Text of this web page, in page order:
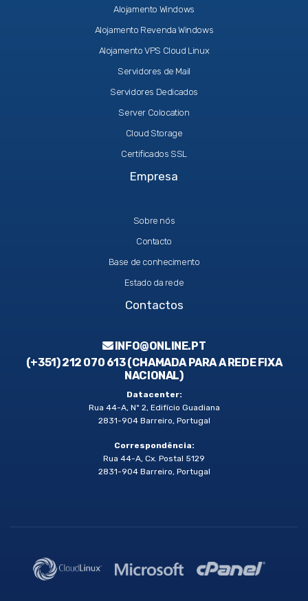
Alojamento Windows
Alojamento Revenda Windows
Alojamento VPS Cloud Linux
Servidores de Mail
Servidores Dedicados
Server Colocation
Cloud Storage
Certificados SSL
Empresa
Sobre nós
Contacto
Base de conhecimento
Estado da rede
Contactos
INFO@ONLINE.PT
(+351) 212 070 613 (CHAMADA PARA A REDE FIXA
NACIONAL)
Datacenter:
Rua 44-A, Nº 2, Edifício Guadiana
2831-904 Barreiro, Portugal
Correspondência:
Rua 44-A, Cx. Postal 5129
2831-904 Barreiro, Portugal